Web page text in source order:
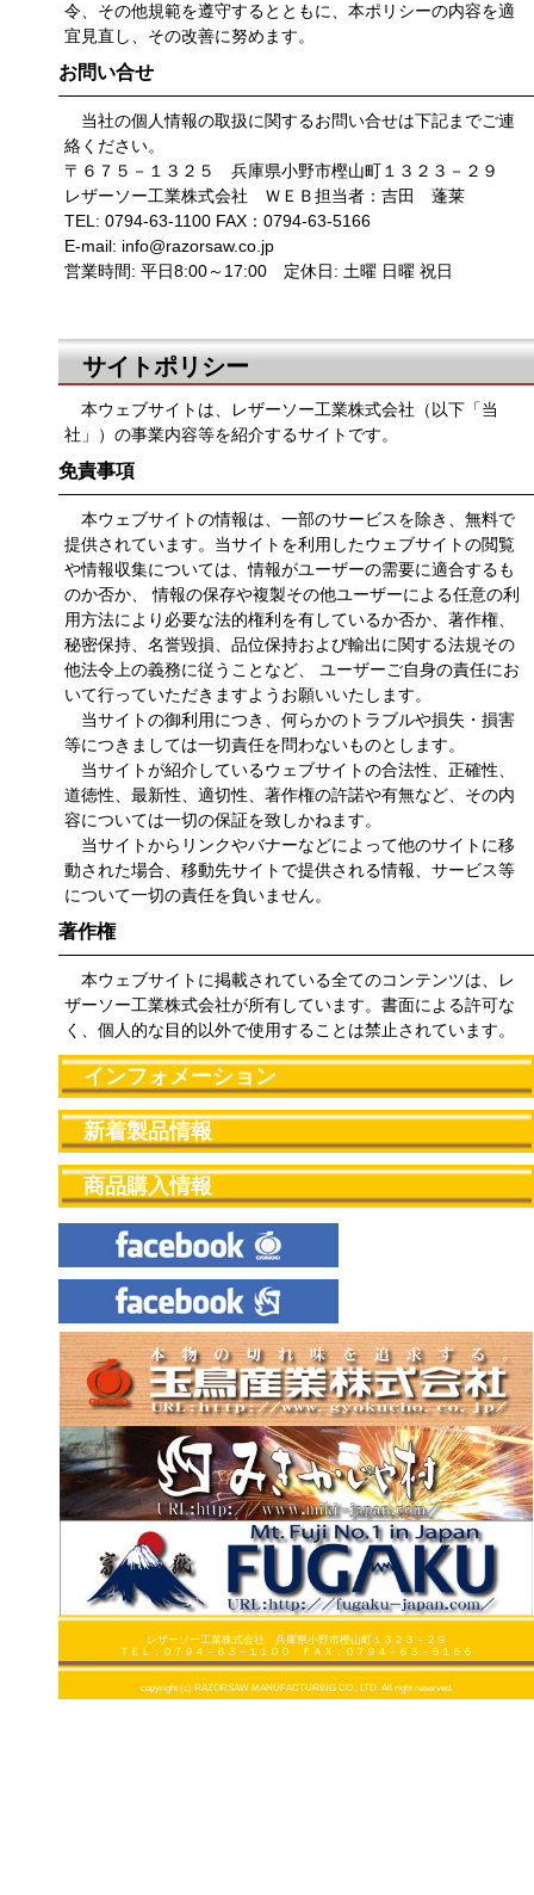
令、その他規範を遵守するとともに、本ポリシーの内容を適
宜見直し、その改善に努めます。
お問い合せ
当社の個人情報の取扱に関するお問い合せは下記までご連
絡ください。
〒６７５－１３２５ 兵庫県小野市樫山町１３２３－２９
レザーソー工業株式会社 ＷＥＢ担当者：吉田 蓬莱
TEL: 0794-63-1100 FAX：0794-63-5166
E-mail: info@razorsaw.co.jp
営業時間: 平日8:00～17:00 定休日: 土曜 日曜 祝日
サイトポリシー
本ウェブサイトは、レザーソー工業株式会社（以下「当
社」）の事業内容等を紹介するサイトです。
免責事項
本ウェブサイトの情報は、一部のサービスを除き、無料で
提供されています。当サイトを利用したウェブサイトの閲覧
や情報収集については、情報がユーザーの需要に適合するも
のか否か、 情報の保存や複製その他ユーザーによる任意の利
用方法により必要な法的権利を有しているか否か、著作権、
秘密保持、名誉毀損、品位保持および輸出に関する法規その
他法令上の義務に従うことなど、 ユーザーご自身の責任にお
いて行っていただきますようお願いいたします。
当サイトの御利用につき、何らかのトラブルや損失・損害
等につきましては一切責任を問わないものとします。
当サイトが紹介しているウェブサイトの合法性、正確性、
道徳性、最新性、適切性、著作権の許諾や有無など、その内
容については一切の保証を致しかねます。
当サイトからリンクやバナーなどによって他のサイトに移
動された場合、移動先サイトで提供される情報、サービス等
について一切の責任を負いません。
著作権
本ウェブサイトに掲載されている全てのコンテンツは、レ
ザーソー工業株式会社が所有しています。書面による許可な
く、個人的な目的以外で使用することは禁止されています。
インフォメーション
新着製品情報
商品購入情報
レザーソー工業株式会社 兵庫県小野市樫山町１３２３－２９
ＴＥＬ：０７９４－６３－１１００ ＦＡＸ：０７９４－６３－５１６６
copyright (c) RAZORSAW MANUFACTURING CO., LTD. All right reserved.